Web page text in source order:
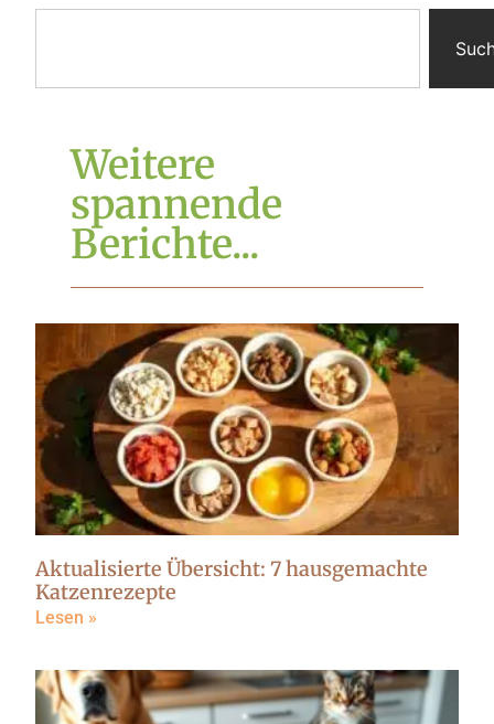
Weitere
spannende
Berichte...
Aktualisierte Übersicht: 7 hausgemachte
Katzenrezepte
Lesen »